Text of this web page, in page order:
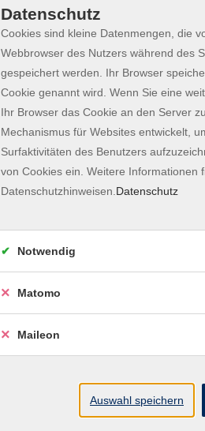
Internet,
Internet,
Bilder und Texte
Internet,
Datenschutz
Cookies sind kleine Datenmengen, die
Webbrowser des Nutzers während des
gespeichert werden. Ihr Browser
Cookie genannt wird. Wenn Sie eine
Ihr Browser das Cookie an den Server
Mechanismus für Websites entwickelt,
Surfaktivitäten des Benutzers
von Cookies ein. Weitere Informationen
Datenschutzhinweisen. Datenschutz
Notwendig
Matomo
Maileon
Auswahl speichern